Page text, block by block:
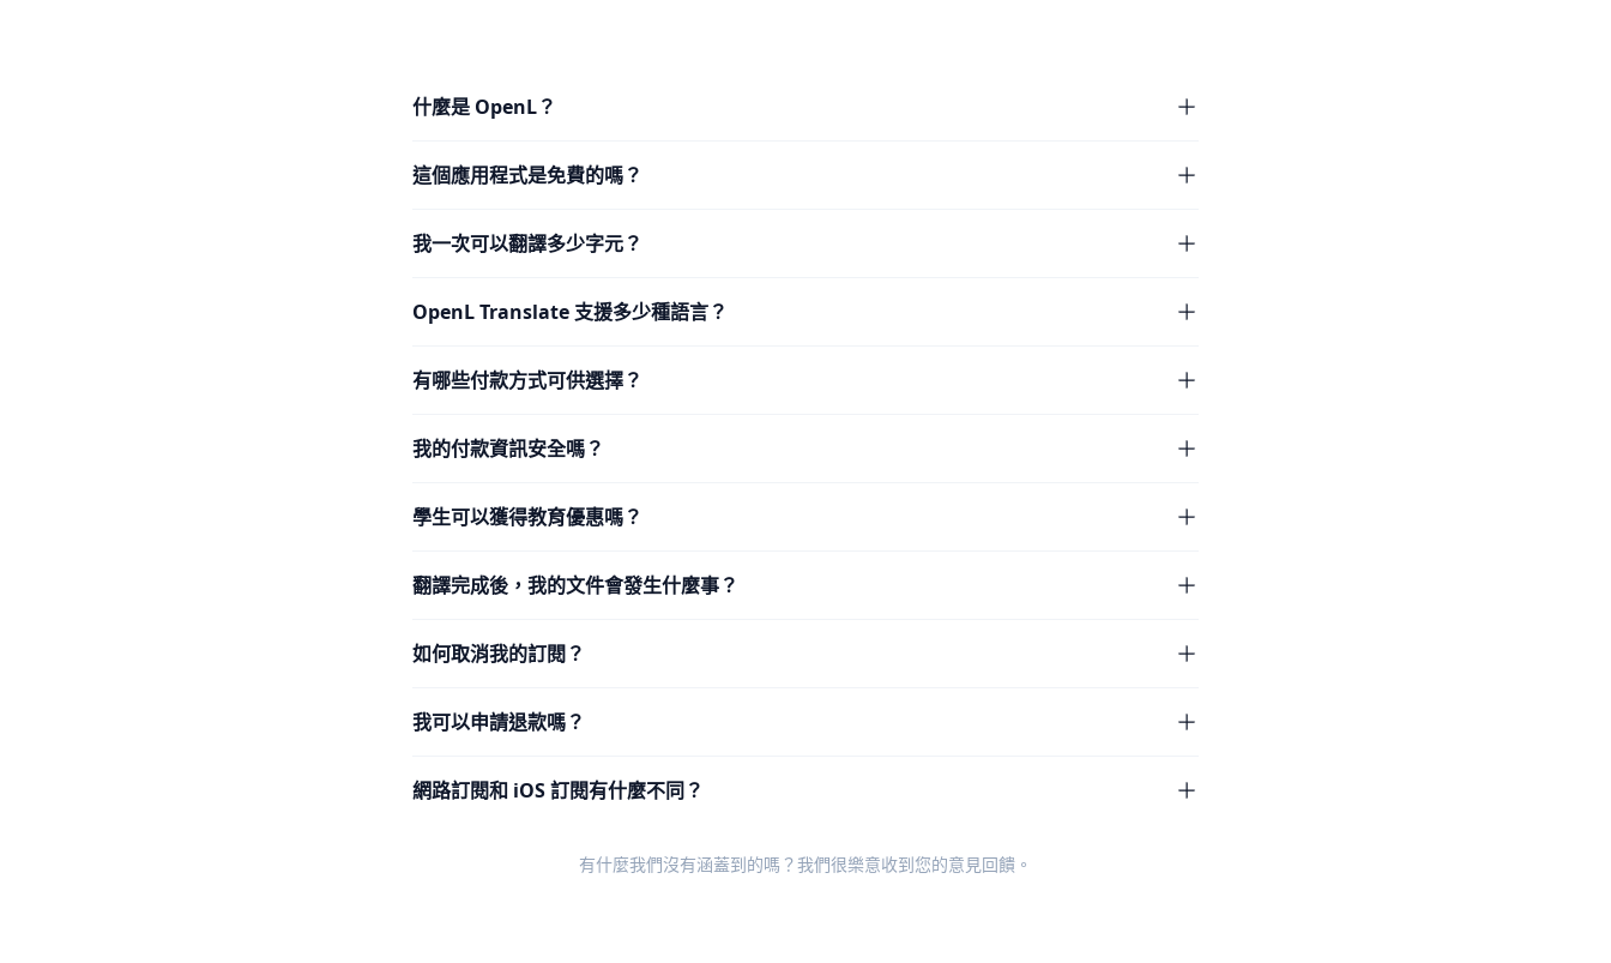
什麼是 OpenL？
這個應用程式是免費的嗎？
我一次可以翻譯多少字元？
OpenL Translate 支援多少種語言？
有哪些付款方式可供選擇？
我的付款資訊安全嗎？
學生可以獲得教育優惠嗎？
翻譯完成後，我的文件會發生什麼事？
如何取消我的訂閱？
我可以申請退款嗎？
網路訂閱和 iOS 訂閱有什麼不同？
有什麼我們沒有涵蓋到的嗎？我們很樂意收到您的意見回饋 。